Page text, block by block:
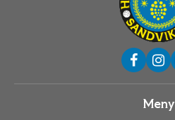
Meny